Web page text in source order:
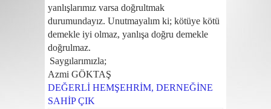
yanlışlarımız varsa doğrultmak
durumundayız. Unutmayalım ki; kötüye kötü
demekle iyi olmaz, yanlışa doğru demekle
doğrulmaz.
Saygılarımızla;
Azmi GÖKTAŞ
DEĞERLİ HEMŞEHRİM, DERNEĞİNE
SAHİP ÇIK